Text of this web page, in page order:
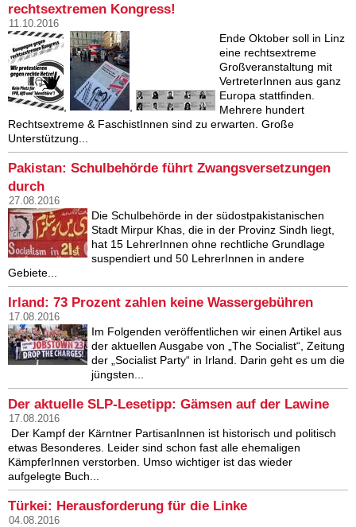
rechtsextremen Kongress!
11.10.2016
Ende Oktober soll in Linz
eine rechtsextreme
Großveranstaltung mit
VertreterInnen aus ganz
Europa stattfinden.
Mehrere hundert
Rechtsextreme & FaschistInnen sind zu erwarten. Große
Unterstützung...
Pakistan: Schulbehörde führt Zwangsversetzungen
durch
27.08.2016
Die Schulbehörde in der südostpakistanischen
Stadt Mirpur Khas, die in der Provinz Sindh liegt,
hat 15 LehrerInnen ohne rechtliche Grundlage
suspendiert und 50 LehrerInnen in andere
Gebiete...
Irland: 73 Prozent zahlen keine Wassergebühren
17.08.2016
Im Folgenden veröffentlichen wir einen Artikel aus
der aktuellen Ausgabe von „The Socialist“, Zeitung
der „Socialist Party“ in Irland. Darin geht es um die
jüngsten...
Der aktuelle SLP-Lesetipp: Gämsen auf der Lawine
17.08.2016
Der Kampf der Kärntner PartisanInnen ist historisch und politisch
etwas Besonderes. Leider sind schon fast alle ehemaligen
KämpferInnen verstorben. Umso wichtiger ist das wieder
aufgelegte Buch...
Türkei: Herausforderung für die Linke
04.08.2016